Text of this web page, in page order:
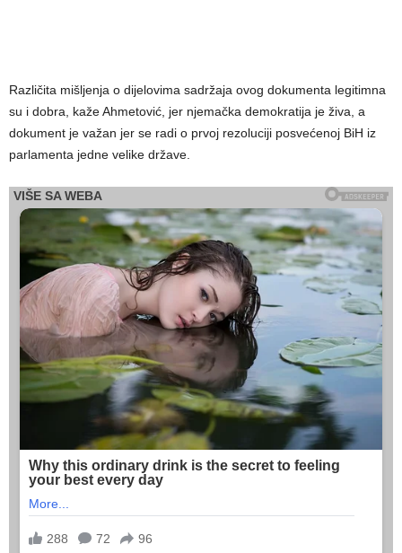
Različita mišljenja o dijelovima sadržaja ovog dokumenta legitimna
su i dobra, kaže Ahmetović, jer njemačka demokratija je živa, a
dokument je važan jer se radi o prvoj rezoluciji posvećenoj BiH iz
parlamenta jedne velike države.